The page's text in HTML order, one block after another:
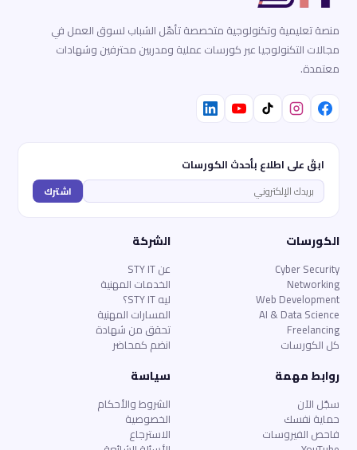
منصة تعليمية وتكنولوجية متخصصة تأهّل الشباب لسوق العمل في
مجالات التكنولوجيا عبر كورسات عملية ومدربين محترفين وشهادات
معتمدة.
ابقَ على اطلاع بأحدث الكورسات
اشترك
الكورسات
Cyber Security
Networking
Web Development
AI & Data Science
Freelancing
كل الكورسات
الشركة
عن STY IT
الخدمات المهنية
ليه STY IT؟
المسارات المهنية
تحقق من شهادة
انضم كمحاضر
روابط مهمة
سجّل الآن
حماية نفسك
فاحص الفيروسات
سياسة
الشروط والأحكام
الخصوصية
الاسترجاع